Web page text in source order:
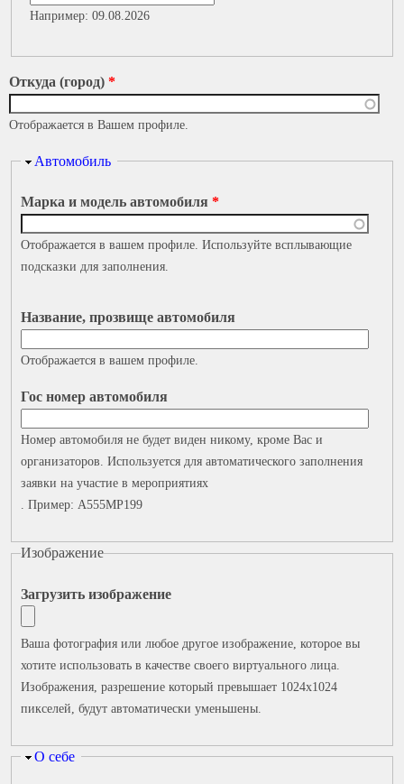
Например: 09.08.2026
Откуда (город) *
Отображается в Вашем профиле.
Скрыть
Автомобиль
Марка и модель автомобиля *
Отображается в вашем профиле. Используйте всплывающие
подсказки для заполнения.
Название, прозвище автомобиля
Отображается в вашем профиле.
Гос номер автомобиля
Номер автомобиля не будет виден никому, кроме Вас и
организаторов. Используется для автоматического заполнения
заявки на участие в мероприятиях
. Пример: A555MP199
Изображение
Загрузить изображение
Ваша фотография или любое другое изображение, которое вы
хотите использовать в качестве своего виртуального лица.
Изображения, разрешение который превышает 1024x1024
пикселей, будут автоматически уменьшены.
Скрыть
О себе